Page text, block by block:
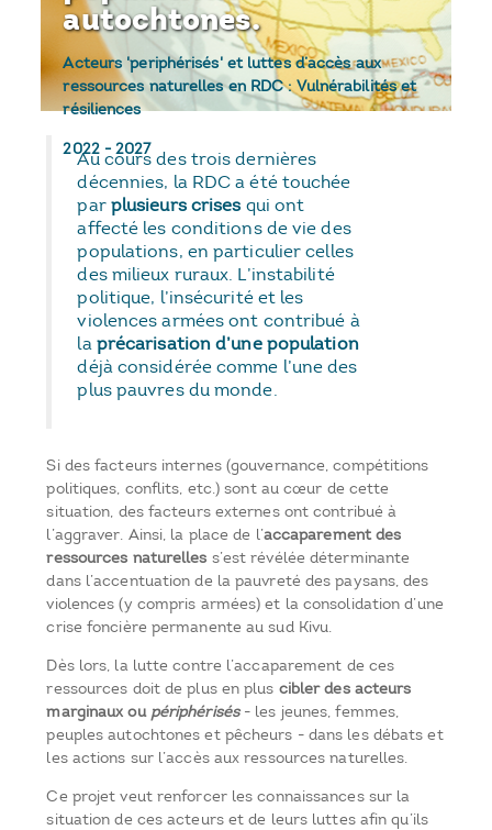
autochtones.
Acteurs 'periphérisés' et luttes d’accès aux
ressources naturelles en RDC : Vulnérabilités et
résiliences
2022-2027
Au cours des trois dernières
décennies, la RDC a été touchée
par plusieurs crises qui ont
affecté les conditions de vie des
populations, en particulier celles
des milieux ruraux. L’instabilité
politique, l’insécurité et les
violences armées ont contribué à
la précarisation d’une population
déjà considérée comme l’une des
plus pauvres du monde.
Si des facteurs internes (gouvernance, compétitions
politiques, conflits, etc.) sont au cœur de cette
situation, des facteurs externes ont contribué à
l’aggraver. Ainsi, la place de l’accaparement des
ressources naturelles s’est révélée déterminante
dans l’accentuation de la pauvreté des paysans, des
violences (y compris armées) et la consolidation d’une
crise foncière permanente au sud Kivu.
Dès lors, la lutte contre l’accaparement de ces
ressources doit de plus en plus cibler des acteurs
marginaux ou périphérisés- les jeunes, femmes,
peuples autochtones et pêcheurs - dans les débats et
les actions sur l’accès aux ressources naturelles.
Ce projet veut renforcer les connaissances sur la
situation de ces acteurs et de leurs luttes afin qu’ils